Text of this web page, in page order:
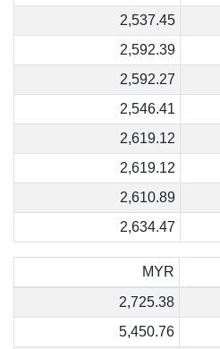
2,537.45
2,592.39
2,592.27
2,546.41
2,619.12
2,619.12
2,610.89
2,634.47
MYR
2,725.38
5,450.76